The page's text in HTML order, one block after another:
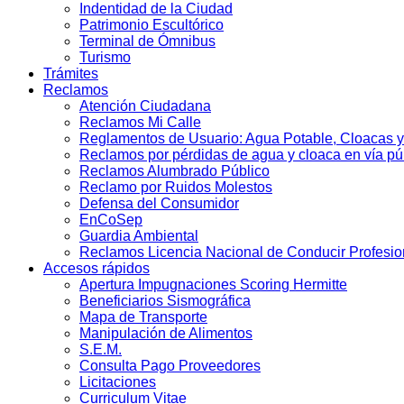
Indentidad de la Ciudad
Patrimonio Escultórico
Terminal de Ómnibus
Turismo
Trámites
Reclamos
Atención Ciudadana
Reclamos Mi Calle
Reglamentos de Usuario: Agua Potable, Cloacas
Reclamos por pérdidas de agua y cloaca en vía
Reclamos Alumbrado Público
Reclamo por Ruidos Molestos
Defensa del Consumidor
EnCoSep
Guardia Ambiental
Reclamos Licencia Nacional de Conducir
Accesos rápidos
Apertura Impugnaciones Scoring Hermitte
Beneficiarios Sismográfica
Mapa de Transporte
Manipulación de Alimentos
S.E.M.
Consulta Pago Proveedores
Licitaciones
Curriculum Vitae